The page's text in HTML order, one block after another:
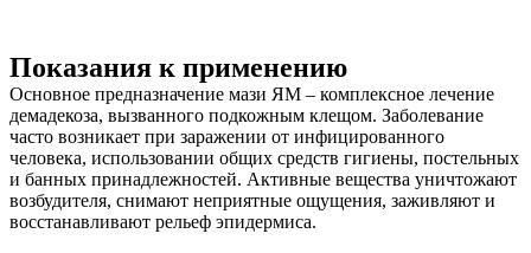
Показания к применению
Основное предназначение мази ЯМ – комплексное лечение
демадекоза, вызванного подкожным клещом. Заболевание
часто возникает при заражении от инфицированного
человека, использовании общих средств гигиены, постельных
и банных принадлежностей. Активные вещества уничтожают
возбудителя, снимают неприятные ощущения, заживляют и
восстанавливают рельеф эпидермиса.